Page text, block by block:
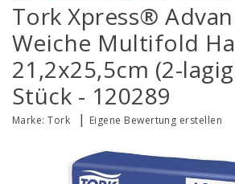
Tork Xpress®
Weiche Multifold
21,2x25,5cm (2-
Stück - 120289
Marke: Tork | Eigene Bewertung erstellen